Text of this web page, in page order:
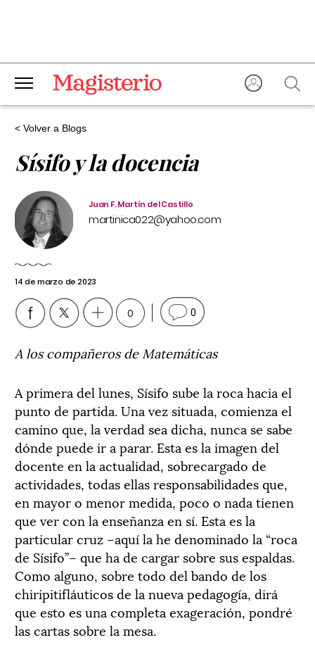
< Volver a Blogs
Sísifo y la docencia
Juan F. Martín del Castillo
martinica022@yahoo.com
14 de marzo de 2023
0 0
A los compañeros de Matemáticas
A primera del lunes, Sísifo sube la roca hacia el
punto de partida. Una vez situada, comienza el
camino que, la verdad sea dicha, nunca se sabe
dónde puede ir a parar. Esta es la imagen del
docente en la actualidad, sobrecargado de
actividades, todas ellas responsabilidades que,
en mayor o menor medida, poco o nada tienen
que ver con la enseñanza en sí. Esta es la
particular cruz –aquí la he denominado la “roca
de Sísifo”– que ha de cargar sobre sus espaldas.
Como alguno, sobre todo del bando de los
chiripitifláuticos de la nueva pedagogía, dirá
que esto es una completa exageración, pondré
las cartas sobre la mesa.